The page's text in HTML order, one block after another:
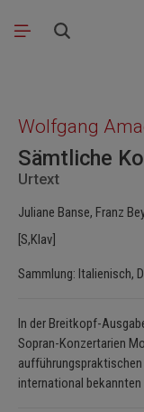
Zum Hauptinhalt springen
Wolfgang
Sämtliche
Urtext
Juliane Banse, Franz
[S,Klav]
Sammlung: Italienisch,
In der Breitkopf-
Sopran-Konzertarien
aufführungspraktischen
international